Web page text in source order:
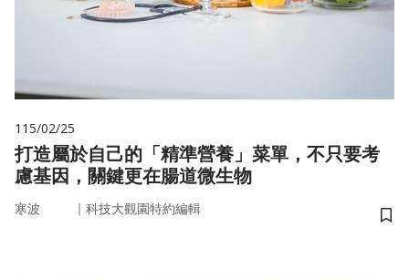
115/02/25
打造屬於自己的「精準營養」菜單，不只要考
慮基因，關鍵更在腸道微生物
寒波 ｜ 科技大觀園特約編輯
儲